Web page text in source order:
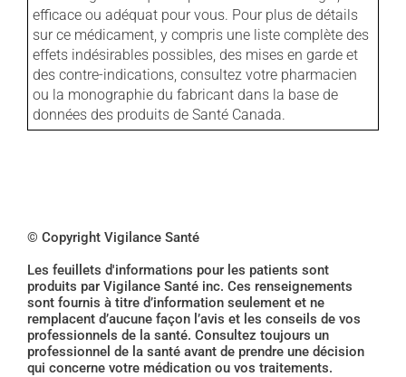
efficace ou adéquat pour vous. Pour plus de détails
sur ce médicament, y compris une liste complète des
effets indésirables possibles, des mises en garde et
des contre-indications, consultez votre pharmacien
ou la monographie du fabricant dans la base de
données des produits de Santé Canada.
© Copyright Vigilance Santé
Les feuillets d'informations pour les patients sont
produits par Vigilance Santé inc. Ces renseignements
sont fournis à titre d’information seulement et ne
remplacent d’aucune façon l’avis et les conseils de vos
professionnels de la santé. Consultez toujours un
professionnel de la santé avant de prendre une décision
qui concerne votre médication ou vos traitements.